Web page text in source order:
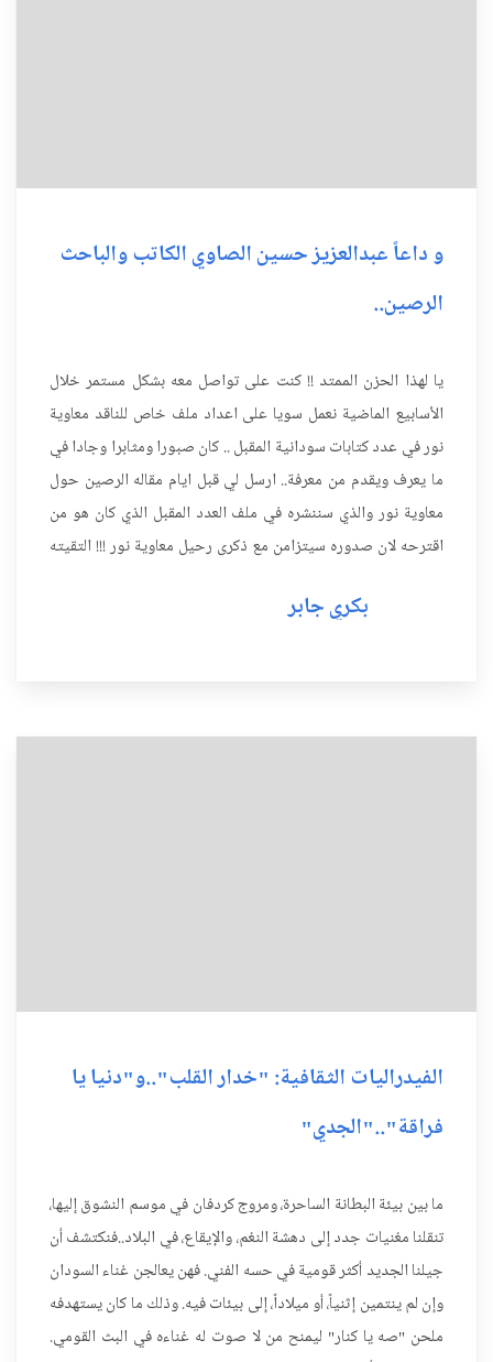
و داعاً عبدالعزيز حسين الصاوي الكاتب والباحث
الرصين..
يا لهذا الحزن الممتد !! كنت على تواصل معه بشكل مستمر خلال
الأسابيع الماضية نعمل سويا على اعداد ملف خاص للناقد معاوية
نور في عدد كتابات سودانية المقبل .. كان صبورا ومثابرا وجادا في
ما يعرف ويقدم من معرفة.. ارسل لي قبل ايام مقاله الرصين حول
معاوية نور والذي سننشره في ملف العدد المقبل الذي كان هو من
اقترحه لان صدوره سيتزامن مع ذكرى رحيل معاوية نور !!! التقيته
بكري جابر
الفيدراليات الثقافية: "خدار القلب"..و"دنيا يا
فراقة".."الجدي"
ما بين بيئة البطانة الساحرة، ومروج كردفان في موسم النشوق إليها،
تنقلنا مغنيات جدد إلى دهشة النغم، والإيقاع، في البلاد..فنكتشف أن
جيلنا الجديد أكثر قومية في حسه الفني. فهن يعالجن غناء السودان
وإن لم ينتمين إثنياً، أو ميلاداً، إلى بيئات فيه. وذلك ما كان يستهدفه
ملحن "صه يا كنار" ليمنح من لا صوت له غناءه في البث القومي.